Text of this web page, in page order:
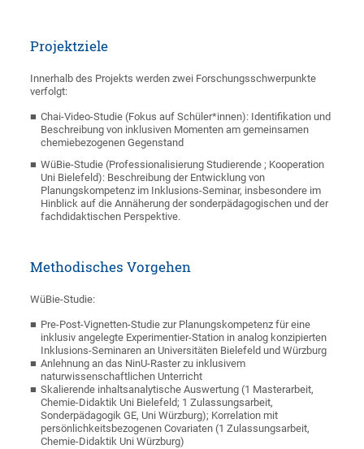
Projektziele
Innerhalb des Projekts werden zwei Forschungsschwerpunkte
verfolgt:
Chai-Video-Studie (Fokus auf Schüler*innen): Identifikation und
Beschreibung von inklusiven Momenten am gemeinsamen
chemiebezogenen Gegenstand
WüBie-Studie (Professionalisierung Studierende ; Kooperation
Uni Bielefeld): Beschreibung der Entwicklung von
Planungskompetenz im Inklusions-Seminar, insbesondere im
Hinblick auf die Annäherung der sonderpädagogischen und der
fachdidaktischen Perspektive.
Methodisches Vorgehen
WüBie-Studie:
Pre-Post-Vignetten-Studie zur Planungskompetenz für eine
inklusiv angelegte Experimentier-Station in analog konzipierten
Inklusions-Seminaren an Universitäten Bielefeld und Würzburg
Anlehnung an das NinU-Raster zu inklusivem
naturwissenschaftlichen Unterricht
Skalierende inhaltsanalytische Auswertung (1 Masterarbeit,
Chemie-Didaktik Uni Bielefeld; 1 Zulassungsarbeit,
Sonderpädagogik GE, Uni Würzburg); Korrelation mit
persönlichkeitsbezogenen Covariaten (1 Zulassungsarbeit,
Chemie-Didaktik Uni Würzburg)